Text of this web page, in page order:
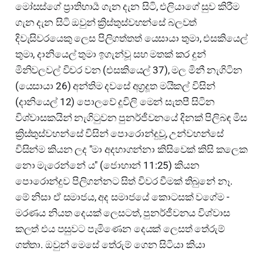
මෝසස්ගේ ප්‍රාතිහාර්‍ය ගැන දැන සිටි, එලියාගේ සුව කිරීම
ගැන දැන සිටි ඔවුන් ක්‍රිස්තුස්වහන්සේ බලවත්
දිවැසිවරයෙකු ලෙස පිලිගත්තත් යෙසායා තුමා, එසකියෙල්
තුමා, දානියෙල් තුමා ඉගැන්වූ සහ මතක් කර දුන්
මිනිවලවල් විවර වන (එසකියෙල් 37), මල මිනී නැගිටින
(යෙසායා 26) අන්තිම දවසේ අග්‍රදූත මයිකල් විසින්
(දානියෙල් 12) පොලවේ දූවිලි මෙන් සැතපී සිටින
විශ්වාසකයින් නැගිටුවන පුනර්ජීවනයේ දිනක් පිලිබඳ මිස
ක්‍රිස්තුස්වහන්සේ විසින් පොරොන්දුවූ, උන්වහන්සේ
විසින්ම කියන ලද "මා අදහාගන්නා කිසිවෙක් කිසි කලෙක
නො මැරෙන්නේ ය" (ජොහාන් 11:25) කියන
පොරොන්දුව පිලිගන්නට සිත් විවර වීමක් තිබුනේ නෑ.
මේ නිසා ඒ සමාජය, අද සමාජයේ කොටසක් වගේම -
මරණය නියත දෙයක් ලෙසටත්, පුනර්ජීවනය විශ්වාස
කලත් එය පසුවට පැමිණෙන දෙයක් ලෙසත් තේරුම්
ගත්තා. ඔවුන් මෙසේ තේරුම් ගෙන සිටියා කියා